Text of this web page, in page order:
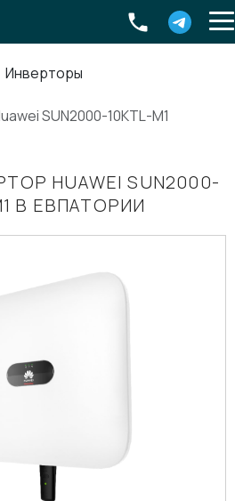
Инверторы
SUN2000-10KTL-M1
HUAWEI SUN2000-
В ЕВПАТОРИИ
Екатеринбург ,